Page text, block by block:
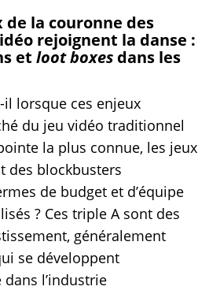
de la couronne des
rejoignent la danse :
et loot boxes dans les
il lorsque ces enjeux
du jeu vidéo traditionnel
la plus connue, les jeux
des blockbusters
de budget et d’équipe
? Ces triple A sont des
généralement
se développent
l’industrie